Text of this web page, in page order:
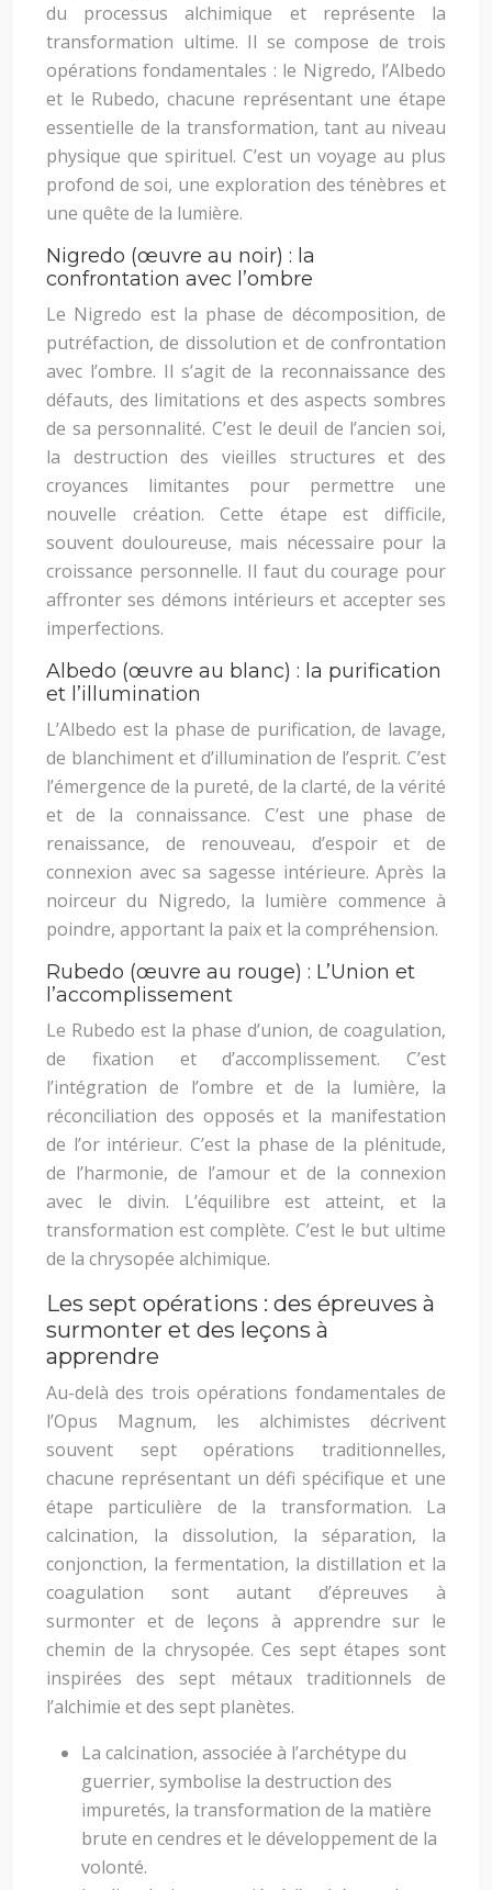
du processus alchimique et représente la
transformation ultime. Il se compose de trois
opérations fondamentales : le Nigredo, l’Albedo
et le Rubedo, chacune représentant une étape
essentielle de la transformation, tant au niveau
physique que spirituel. C’est un voyage au plus
profond de soi, une exploration des ténèbres et
une quête de la lumière.
Nigredo (œuvre au noir) : la
confrontation avec l’ombre
Le Nigredo est la phase de décomposition, de
putréfaction, de dissolution et de confrontation
avec l’ombre. Il s’agit de la reconnaissance des
défauts, des limitations et des aspects sombres
de sa personnalité. C’est le deuil de l’ancien soi,
la destruction des vieilles structures et des
croyances limitantes pour permettre une
nouvelle création. Cette étape est difficile,
souvent douloureuse, mais nécessaire pour la
croissance personnelle. Il faut du courage pour
affronter ses démons intérieurs et accepter ses
imperfections.
Albedo (œuvre au blanc) : la purification
et l’illumination
L’Albedo est la phase de purification, de lavage,
de blanchiment et d’illumination de l’esprit. C’est
l’émergence de la pureté, de la clarté, de la vérité
et de la connaissance. C’est une phase de
renaissance, de renouveau, d’espoir et de
connexion avec sa sagesse intérieure. Après la
noirceur du Nigredo, la lumière commence à
poindre, apportant la paix et la compréhension.
Rubedo (œuvre au rouge) : L’Union et
l’accomplissement
Le Rubedo est la phase d’union, de coagulation,
de fixation et d’accomplissement. C’est
l’intégration de l’ombre et de la lumière, la
réconciliation des opposés et la manifestation
de l’or intérieur. C’est la phase de la plénitude,
de l’harmonie, de l’amour et de la connexion
avec le divin. L’équilibre est atteint, et la
transformation est complète. C’est le but ultime
de la chrysopée alchimique.
Les sept opérations : des épreuves à
surmonter et des leçons à
apprendre
Au-delà des trois opérations fondamentales de
l’Opus Magnum, les alchimistes décrivent
souvent sept opérations traditionnelles,
chacune représentant un défi spécifique et une
étape particulière de la transformation. La
calcination, la dissolution, la séparation, la
conjonction, la fermentation, la distillation et la
coagulation sont autant d’épreuves à
surmonter et de leçons à apprendre sur le
chemin de la chrysopée. Ces sept étapes sont
inspirées des sept métaux traditionnels de
l’alchimie et des sept planètes.
La calcination, associée à l’archétype du
guerrier, symbolise la destruction des
impuretés, la transformation de la matière
brute en cendres et le développement de la
volonté.